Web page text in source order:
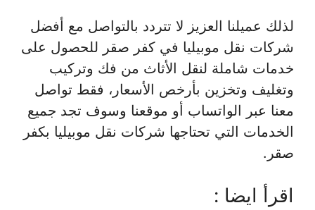
لذلك عميلنا العزيز لا تتردد بالتواصل مع أفضل
شركات نقل موبيليا في كفر صقر للحصول على
خدمات شاملة لنقل الأثاث من فك وتركيب
وتغليف وتخزين بأرخص الأسعار، فقط تواصل
معنا عبر الواتساب أو موقعنا وسوف تجد جميع
الخدمات التي تحتاجها شركات نقل موبيليا بكفر
صقر.
اقرأ ايضا :